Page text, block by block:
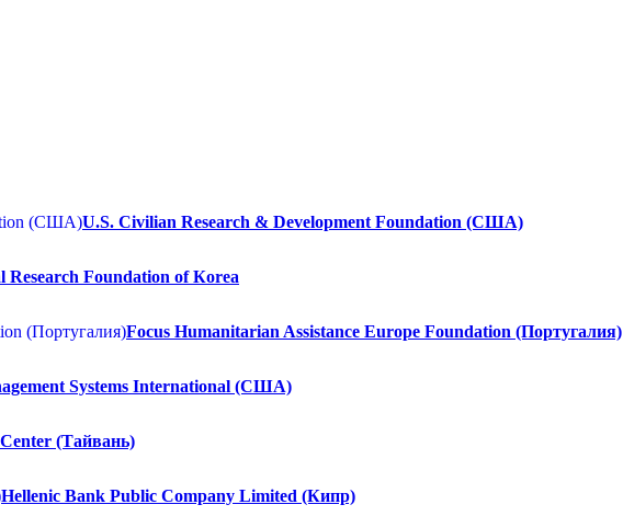
U.S. Civilian Research & Development Foundation (США)
Research Foundation of Кorea
Focus Humanitarian Assistance Europe Foundation (Португалия)
Systems International (США)
(Тайвань)
Hellenic Bank Public Company Limited (Кипр)